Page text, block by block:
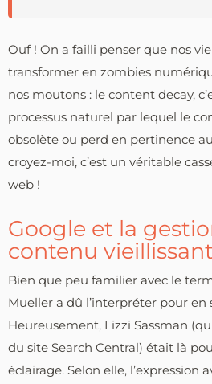
Ouf ! On a failli penser que nos
transformer en zombies
nos moutons : le content decay,
processus naturel par lequel le
obsolète ou perd en pertinence
croyez-moi, c’est un véritable
web !
Google et la
contenu vieillissant
Bien que peu familier avec le
Mueller a dû l’interpréter pour en
Heureusement, Lizzi Sassman
du site Search Central) était là
éclairage. Selon elle, l’expression